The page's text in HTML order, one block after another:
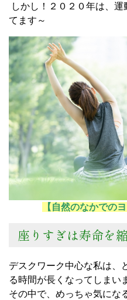
しかし！２０２０年は、
てます～
【自然のなかでの
座りすぎは寿命を
デスクワーク中心な私は、
る時間が長くなってしまい
その中で、めっちゃ気にな